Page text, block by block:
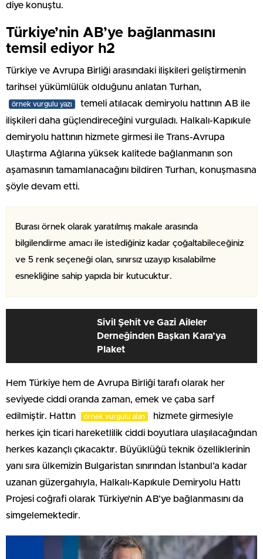
diye konuştu.
Türkiye’nin AB’ye bağlanmasını
temsil ediyor h2
Türkiye ve Avrupa Birliği arasındaki ilişkileri geliştirmenin
tarihsel yükümlülük olduğunu anlatan Turhan,
örnek vurgulu yazı
temeli atılacak demiryolu hattının AB ile
ilişkileri daha güçlendireceğini vurguladı. Halkalı-Kapıkule
demiryolu hattının hizmete girmesi ile Trans-Avrupa
Ulaştırma Ağlarına yüksek kalitede bağlanmanın son
aşamasının tamamlanacağını bildiren Turhan, konuşmasına
şöyle devam etti.
Burası örnek olarak yaratılmış makale arasında
bilgilendirme amacı ile istediğiniz kadar çoğaltabileceğiniz
ve 5 renk seçeneği olan, sınırsız uzayıp kısalabilme
esnekliğine sahip yapıda bir kutucuktur.
Sivil Şehit ve Gazi Aileler
Derneğinden Başkan Kara’ya
Plaket
Hem Türkiye hem de Avrupa Birliği tarafı olarak her
seviyede ciddi oranda zaman, emek ve çaba sarf
edilmiştir. Hattın
örnek vurgulu alan
hizmete girmesiyle
herkes için ticari hareketlilik ciddi boyutlara ulaşılacağından
herkes kazançlı çıkacaktır. Büyüklüğü teknik özelliklerinin
yanı sıra ülkemizin Bulgaristan sınırından İstanbul’a kadar
uzanan güzergahıyla, Halkalı-Kapıkule Demiryolu Hattı
Projesi coğrafi olarak Türkiye’nin AB’ye bağlanmasını da
simgelemektedir.